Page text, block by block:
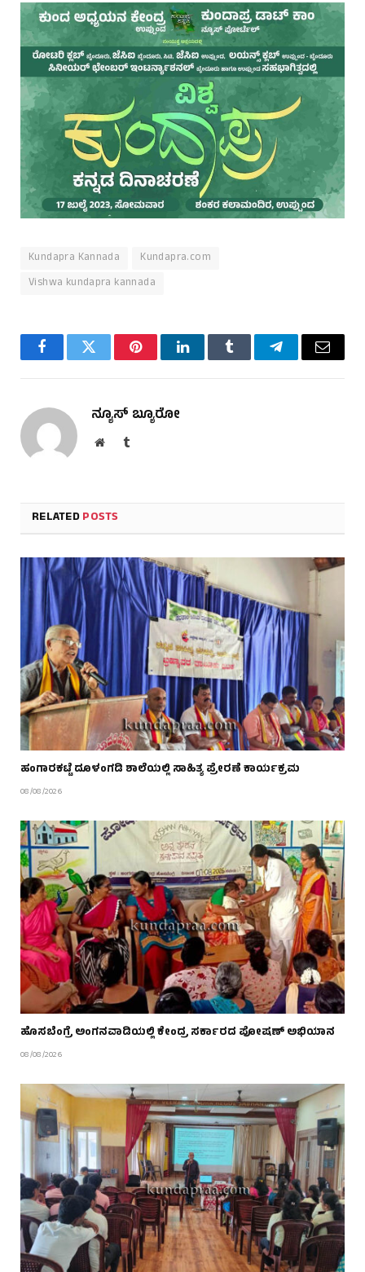
Kundapra Kannada
Kundapra.com
Vishwa kundapra kannada
FacebookTwitter PinterestLinkedInTumblr TelegramEmail
ನ್ಯೂಸ್ ಬ್ಯೂರೋ
WebsiteTumblr
RELATEDPOSTS
ಹಂಗಾರಕಟ್ಟೆ ದೂಳಂಗಡಿ ಶಾಲೆಯಲ್ಲಿ ಸಾಹಿತ್ಯ ಪ್ರೇರಣೆ ಕಾರ್ಯಕ್ರಮ
08/08/2026
ಹೊಸಬೆಂಗ್ರೆ ಅಂಗನವಾಡಿಯಲ್ಲಿ ಕೇಂದ್ರ ಸರ್ಕಾರದ ಪೋಷಣ್ ಅಭಿಯಾನ
08/08/2026